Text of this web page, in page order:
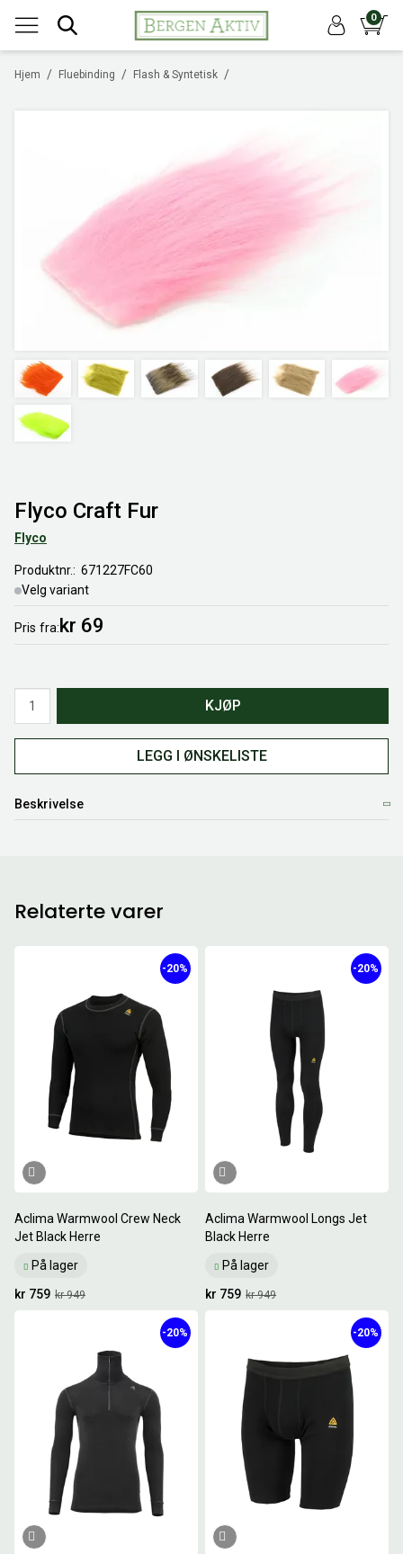
0
/
Hjem /
Fluebinding /
Flash & Syntetisk
Flyco Craft Fur
Flyco
Produktnr.
671227FC60
Velg variant
Pris fra kr 69
KJØP
LEGG I ØNSKELISTE
Beskrivelse
Relaterte varer
Aclima Warmwool Crew Neck
Jet Black Herre
På lager
-20%
kr 949
kr 759
Aclima Warmwool Longs Jet
Black Herre
På lager
-20%
kr 949
kr 759
-20% -20%